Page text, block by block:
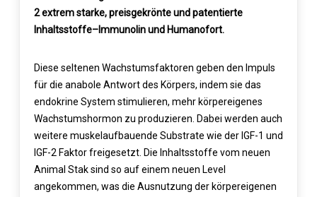
2 extrem starke, preisgekrönte und patentierte
Inhaltsstoffe–Immunolin und Humanofort.
Diese seltenen Wachstumsfaktoren geben den Impuls
für die anabole Antwort des Körpers, indem sie das
endokrine System stimulieren, mehr körpereigenes
Wachstumshormon zu produzieren. Dabei werden auch
weitere muskelaufbauende Substrate wie der IGF-1 und
IGF-2 Faktor freigesetzt. Die Inhaltsstoffe vom neuen
Animal Stak sind so auf einem neuen Level
angekommen, was die Ausnutzung der körpereigenen